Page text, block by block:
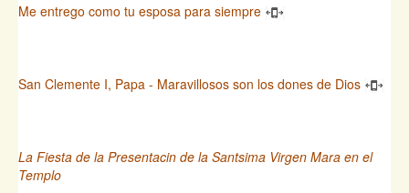
Me entrego como tu esposa para siempre
San Clemente I, Papa - Maravillosos son los dones de Dios
La Fiesta de la Presentacin de la Santsima Virgen Mara en el
Templo